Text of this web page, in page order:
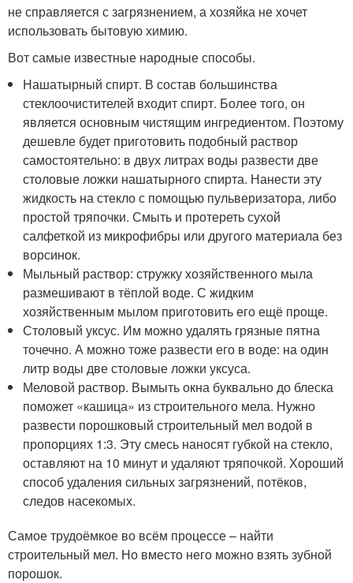
не справляется с загрязнением, а хозяйка не хочет
использовать бытовую химию.
Вот самые известные народные способы.
Нашатырный спирт. В состав большинства
стеклоочистителей входит спирт. Более того, он
является основным чистящим ингредиентом. Поэтому
дешевле будет приготовить подобный раствор
самостоятельно: в двух литрах воды развести две
столовые ложки нашатырного спирта. Нанести эту
жидкость на стекло с помощью пульверизатора, либо
простой тряпочки. Смыть и протереть сухой
салфеткой из микрофибры или другого материала без
ворсинок.
Мыльный раствор: стружку хозяйственного мыла
размешивают в тёплой воде. С жидким
хозяйственным мылом приготовить его ещё проще.
Столовый уксус. Им можно удалять грязные пятна
точечно. А можно тоже развести его в воде: на один
литр воды две столовые ложки уксуса.
Меловой раствор. Вымыть окна буквально до блеска
поможет «кашица» из строительного мела. Нужно
развести порошковый строительный мел водой в
пропорциях 1:3. Эту смесь наносят губкой на стекло,
оставляют на 10 минут и удаляют тряпочкой. Хороший
способ удаления сильных загрязнений, потёков,
следов насекомых.
Самое трудоёмкое во всём процессе – найти
строительный мел. Но вместо него можно взять зубной
порошок.